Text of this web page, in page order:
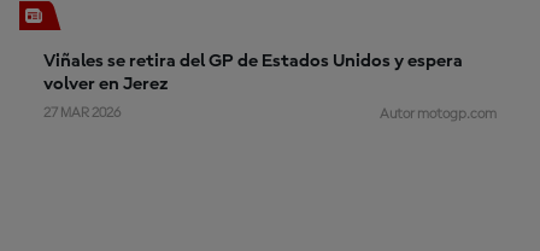
Viñales se retira del GP de Estados Unidos y espera
volver en Jerez
27 MAR 2026 Autor motogp.com